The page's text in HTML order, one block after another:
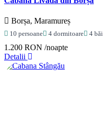
Borșa, Maramureș
10 persoane 4 dormitoare 4 băi
1.200 RON /noapte
Detalii